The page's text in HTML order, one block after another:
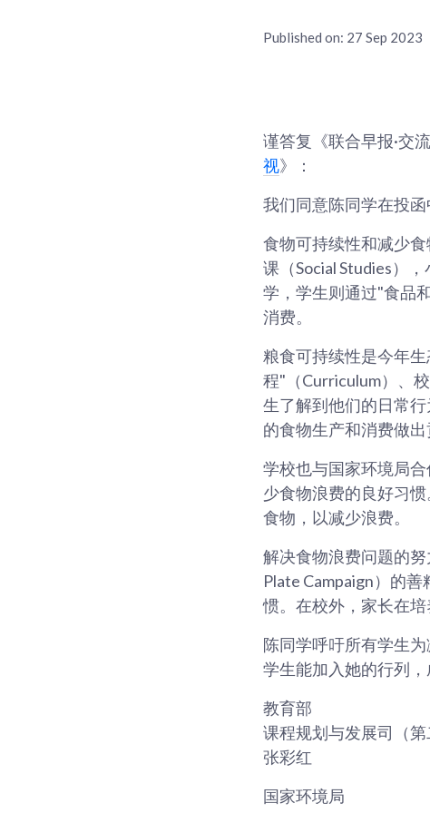
Published on: 27 Sep 2023
谨答复《联合早报·交
视》：
我们同意陈同学在投
食物可持续性和减少
课（Social Studies）
学，学生则通过"食品
消费。
粮食可持续性是今年
程"（Curriculum）、
生了解到他们的日常
的食物生产和消费做出
学校也与国家环境局
少食物浪费的良好习
食物，以减少浪费。
解决食物浪费问题的
Plate Campaign）的
惯。在校外，家长在
陈同学呼吁所有学生
学生能加入她的行列，
教育部
课程规划与发展司（
张彩红
国家环境局